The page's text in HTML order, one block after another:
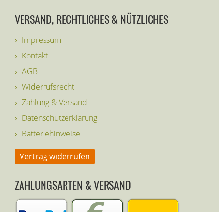
VERSAND, RECHTLICHES & NÜTZLICHES
Impressum
Kontakt
AGB
Widerrufsrecht
Zahlung & Versand
Datenschutzerklärung
Batteriehinweise
Vertrag widerrufen
ZAHLUNGSARTEN & VERSAND